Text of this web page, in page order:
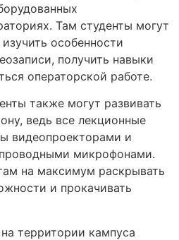
Там студенты могут
особенности
получить навыки
операторской работе.
также могут развивать
ведь все лекционные
видеопроекторами и
микрофонами.
на максимум раскрывать
и прокачивать
территории кампуса